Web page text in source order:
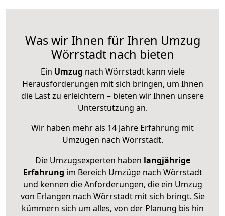
Was wir Ihnen für Ihren Umzug
Wörrstadt nach bieten
Ein Umzug nach Wörrstadt kann viele
Herausforderungen mit sich bringen, um Ihnen
die Last zu erleichtern – bieten wir Ihnen unsere
Unterstützung an.
Wir haben mehr als 14 Jahre Erfahrung mit
Umzügen nach Wörrstadt.
Die Umzugsexperten haben langjährige
Erfahrung im Bereich Umzüge nach Wörrstadt
und kennen die Anforderungen, die ein Umzug
von Erlangen nach Wörrstadt mit sich bringt. Sie
kümmern sich um alles, von der Planung bis hin